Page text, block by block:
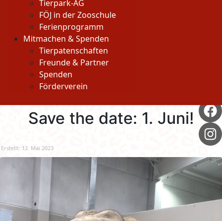
Tierpark-AG
FÖJ in der Zooschule
Ferienprogramm
Mitmachen & Spenden
Tierpatenschaften
Freunde & Partner
Spenden
Förderverein
Save the date: 1. Juni!
Erstellt: 12. Mai 2023